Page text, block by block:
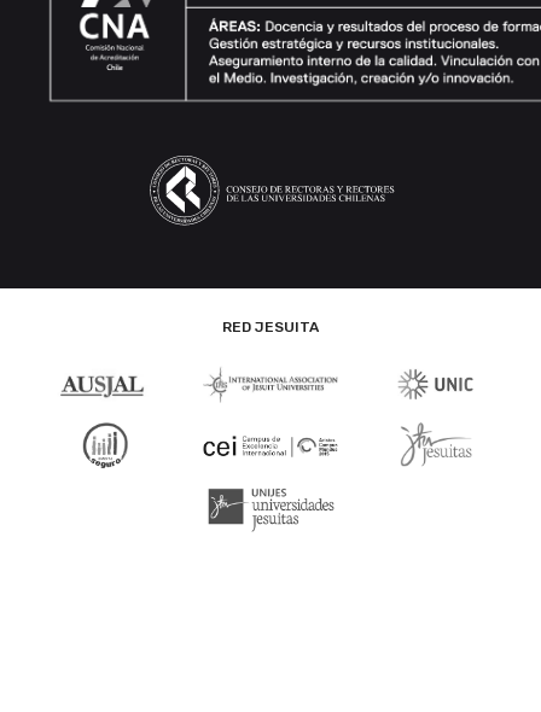
RED JESUITA